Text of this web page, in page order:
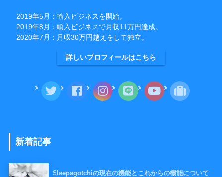
2019年5月：輸入ビジネスを開始。
2019年8月：輸入ビジネスで月収11万円達成。
2020年7月：月収30万円越えをして独立。
詳しいプロフィールはこちら
新着記事
Sleepagotchiの現在の機能とこれからの機能について